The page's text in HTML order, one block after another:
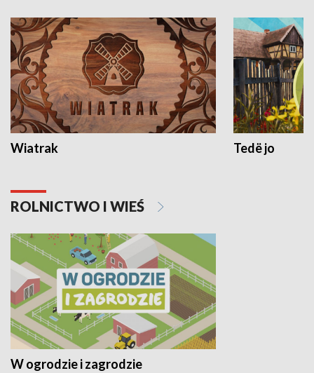
Wiatrak Tedë jo
ROLNICTWO I WIEŚ
W ogrodzie i zagrodzie